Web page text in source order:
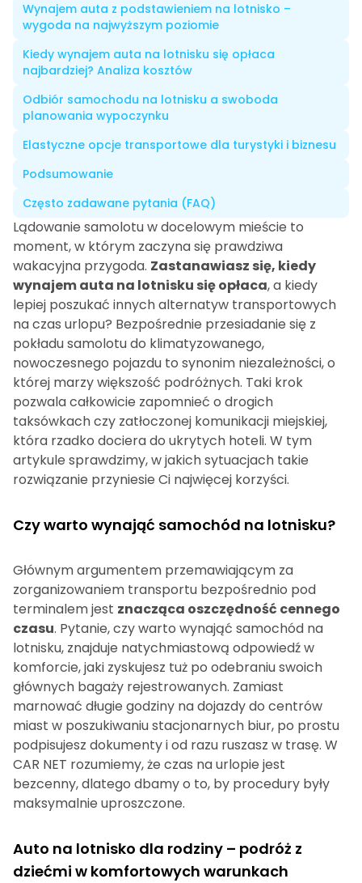
Wynajem auta z podstawieniem na lotnisko –
wygoda na najwyższym poziomie
Kiedy wynajem auta na lotnisku się opłaca
najbardziej? Analiza kosztów
Odbiór samochodu na lotnisku a swoboda
planowania wypoczynku
Elastyczne opcje transportowe dla turystyki i biznesu
Podsumowanie
Często zadawane pytania (FAQ)
Lądowanie samolotu w docelowym mieście to
moment, w którym zaczyna się prawdziwa
wakacyjna przygoda. Zastanawiasz się, kiedy
wynajem auta na lotnisku się opłaca, a kiedy
lepiej poszukać innych alternatyw transportowych
na czas urlopu? Bezpośrednie przesiadanie się z
pokładu samolotu do klimatyzowanego,
nowoczesnego pojazdu to synonim niezależności, o
której marzy większość podróżnych. Taki krok
pozwala całkowicie zapomnieć o drogich
taksówkach czy zatłoczonej komunikacji miejskiej,
która rzadko dociera do ukrytych hoteli. W tym
artykule sprawdzimy, w jakich sytuacjach takie
rozwiązanie przyniesie Ci najwięcej korzyści.
Czy warto wynająć samochód na lotnisku?
Głównym argumentem przemawiającym za
zorganizowaniem transportu bezpośrednio pod
terminalem jest znacząca oszczędność cennego
czasu. Pytanie, czy warto wynająć samochód na
lotnisku, znajduje natychmiastową odpowiedź w
komforcie, jaki zyskujesz tuż po odebraniu swoich
głównych bagaży rejestrowanych. Zamiast
marnować długie godziny na dojazdy do centrów
miast w poszukiwaniu stacjonarnych biur, po prostu
podpisujesz dokumenty i od razu ruszasz w trasę. W
CAR NET rozumiemy, że czas na urlopie jest
bezcenny, dlatego dbamy o to, by procedury były
maksymalnie uproszczone.
Auto na lotnisko dla rodziny – podróż z
dziećmi w komfortowych warunkach